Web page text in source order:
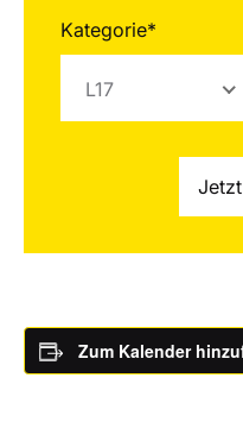
Kategorie*
L17
Zum Kalender